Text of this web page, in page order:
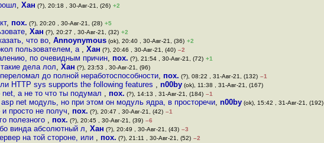
, Хан (?), 20:18 , 30-Авг-21, (26) +2
, пох. (?), 20:20 , 30-Авг-21, (28) +5
, Хан (?), 20:27 , 30-Авг-21, (32) +2
что во, Annoynymous (ok), 20:40 , 30-Авг-21, (36) +2
пользователем, а , Хан (?), 20:46 , 30-Авг-21, (40) –2
по очевидным причин, пох. (?), 21:54 , 30-Авг-21, (72) +1
дела лол, Хан (?), 23:53 , 30-Авг-21, (96)
до полной неработоспособности, пох. (?), 08:22 , 31-Авг-21, (132) –1
HTTP sys supports the following features , n00by (ok), 11:38 , 31-Авг-21, (167)
а не то что ты подумал , пох. (?), 14:13 , 31-Авг-21, (184) –1
net модуль, но при этом он модуль ядра, в просторечи, n00by (ok), 15:42 , 31-Авг-21, (192)
просто не получ, пох. (?), 20:47 , 30-Авг-21, (42) –1
полезного , пох. (?), 20:45 , 30-Авг-21, (39) –6
винда абсолютный л, Хан (?), 20:49 , 30-Авг-21, (43) –3
на той стороне, или , пох. (?), 21:11 , 30-Авг-21, (52) –2